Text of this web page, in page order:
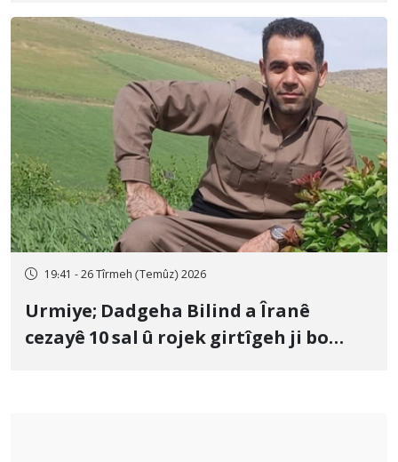
19:41 - 26 Tîrmeh (Temûz) 2026
Urmiye; Dadgeha Bilind a Îranê
cezayê 10 sal û rojek girtîgeh ji bo